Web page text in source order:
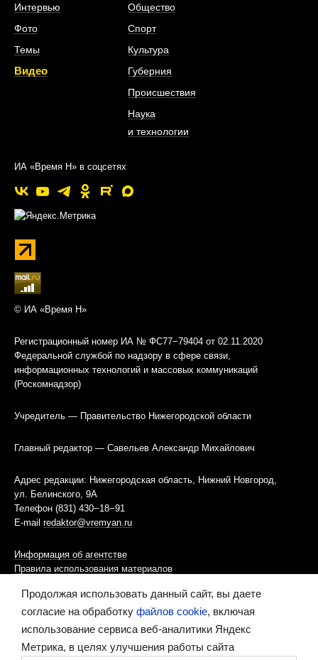
Интервью
Фото
Темы
Видео
Общество
Спорт
Культура
Губерния
Происшествия
Наука
и технологии
ИА «Время Н» в соцсетях
© ИА «Время Н»
Регистрационный номер ИА № ФС77−79404 от 02.11.2020
Федеральной службой по надзору в сфере связи,
информационных технологий и массовых коммуникаций
(Роскомнадзор)
Учредитель — Правительство Нижегородской области
Главный редактор — Савельев Александр Михайлович
Адрес редакции: Нижегородская область, Нижний Новгород,
ул. Белинского, 9А
Телефон (831) 430−18−91
E-mail redaktor@vremyan.ru
Информация об агентстве
Правила использования материалов
Информационная политика использования «cookies»-файлов
Ресурс содержит материалы 16+
Продолжая использовать данный сайт, вы даете
согласие на обработку файлов cookie, включая
использование сервиса веб-аналитики Яндекс
Метрика, в целях улучшения работы сайта